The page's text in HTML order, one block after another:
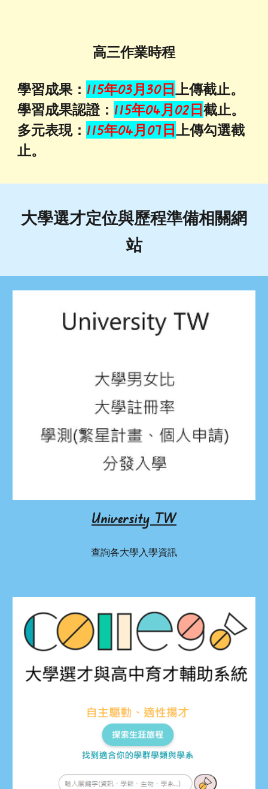
高三作業時程
學習成果： 115年03月30日上傳截止。
學習成果認證： 115年04月02日截止。
多元表現： 115年04月07日上傳勾選截
止。
大學選才定位與歷程準備相關網
站
University TW
查詢各大學入學資訊